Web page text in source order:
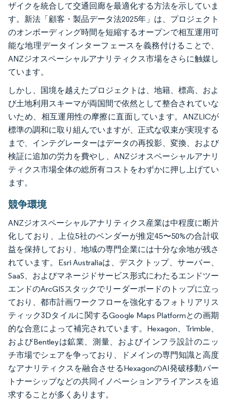
ザイクを統合して交通回廊を最適化する方法を示していま
す。新法「顧客・製品データ法2025年」は、プロジェクト
のオンボーディング時間を短縮するオープンで相互運用可
能な地理データインターフェースを義務付けることで、
ANZジオスペーシャルアナリティクス市場をさらに触媒し
ています。
しかし、国境を越えたプロジェクトは、地籍、標高、およ
び土地利用スキーマが両国間で依然として整合されていな
いため、相互運用性の摩擦に直面しています。ANZLICが
標準の調和に取り組んでいますが、正式な収束が実現する
まで、インテグレーターはデータの再投影、変換、および
検証に追加の労力を費やし、ANZジオスペーシャルアナリ
ティクス市場全体の総所有コストをわずかに押し上げてい
ます。
競争環境
ANZジオスペーシャルアナリティクス産業は中程度に断片
化しており、上位5社のベンダーが推定45〜50%の合計収
益を保持しており、地域の専門企業には十分な余地が残さ
れています。Esri Australiaは、デスクトップ、サーバー、
SaaS、およびマネージドサービス形式にわたるエンドツー
エンドのArcGISスタックでリーダーボードのトップに立っ
ており、都市計画ワークフローを強化するフォトリアリス
ティック3Dタイルに関するGoogle Maps Platformとの画期
的な合意によって補完されています。Hexagon、Trimble、
およびBentleyは鉱業、測量、およびインフラ設計のニッ
チ市場でシェアを争っており、ドメインの専門知識と高度
なアナリティクスを融合させるHexagonのAI発破移動パー
トナーシップなどの共同イノベーションアライアンスを追
求することが多くあります。